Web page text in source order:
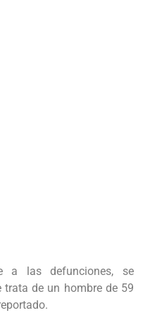
a las defunciones, se
trata de un hombre de 59